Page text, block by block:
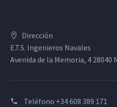
Dirección
E.T.S. Ingenieros Navales
Avenida de la Memoria, 4 28040
Teléfono +34 608 389 171